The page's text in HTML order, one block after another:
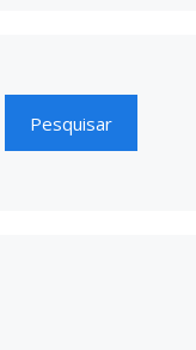
Pesquisar